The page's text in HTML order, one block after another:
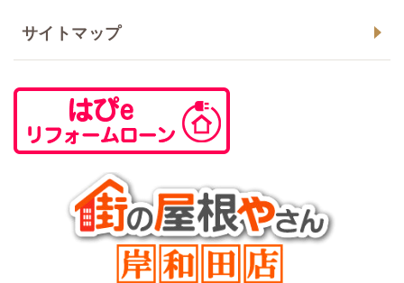
サイトマップ